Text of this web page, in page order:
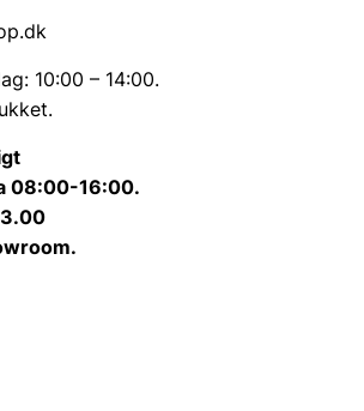
10:00 – 14:00.
08:00-16:00.